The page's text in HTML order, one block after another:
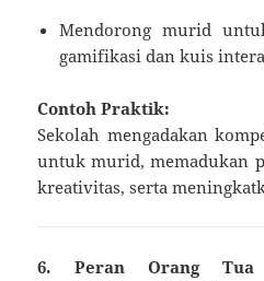
Mendorong murid
gamifikasi dan kuis
Contoh Praktik:
Sekolah mengadakan
untuk murid, memadukan
kreativitas, serta
6. Peran Orang Tua